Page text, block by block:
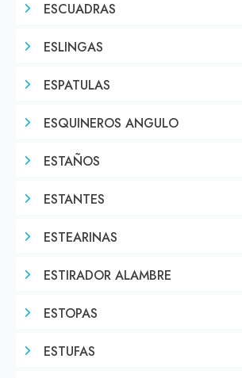
ESCUADRAS
ESLINGAS
ESPATULAS
ESQUINEROS ANGULO
ESTAÑOS
ESTANTES
ESTEARINAS
ESTIRADOR ALAMBRE
ESTOPAS
ESTUFAS